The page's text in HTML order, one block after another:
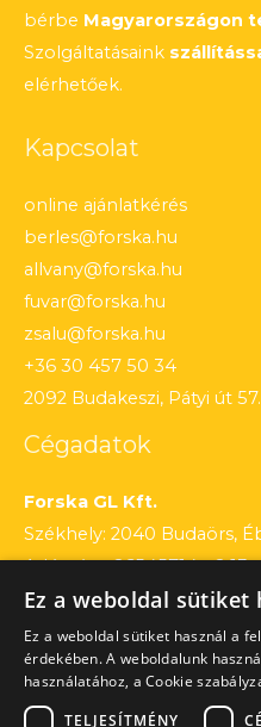
bérbe Magyarországon
Szolgáltatásaink
elérhetőek.
Kapcsolat
online ajánlatkérés
berles@forska.hu
allvany@forska.hu
fuvar@forska.hu
zsalu@forska.hu
+36 30 457 50 34
2092 Budakeszi, Pátyi út 57.
Cégadatok
Forska GL Kft.
Székhely: 2040 Budaörs,
Adószám: 26545714 – 2 13
Cégjegyzékszám: 13 – 09 –
Számlaszám: 12010154 –
Ez a weboldal sütiket
Ez a weboldal sütiket használ a
érdekében. A weboldalunk
használatához, a Cookie
TELJESÍTMÉNY